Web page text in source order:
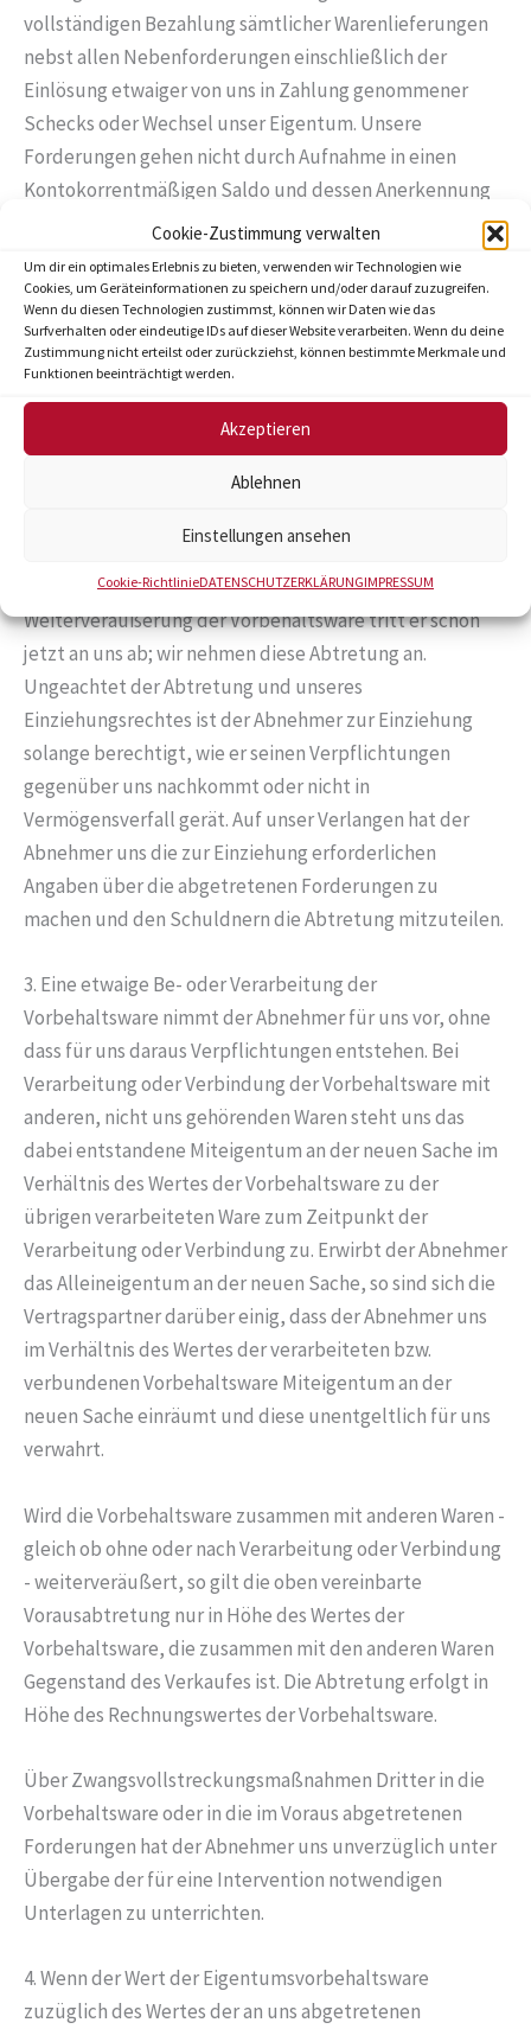
Cookie-Zustimmung verwalten
Um dir ein optimales Erlebnis zu bieten, verwenden wir Technologien wie
Cookies, um Geräteinformationen zu speichern und/oder darauf zuzugreifen.
Wenn du diesen Technologien zustimmst, können wir Daten wie das
Surfverhalten oder eindeutige IDs auf dieser Website verarbeiten. Wenn du deine
Zustimmung nicht erteilst oder zurückziehst, können bestimmte Merkmale und
Funktionen beeinträchtigt werden.
Akzeptieren
Ablehnen
Einstellungen ansehen
Cookie-RichtlinieDATENSCHUTZERKLÄRUNGIMPRESSUM
vollständigen Bezahlung sämtlicher Warenlieferungen
nebst allen Nebenforderungen einschließlich der
Einlösung etwaiger von uns in Zahlung genommener
Schecks oder Wechsel unser Eigentum. Unsere
Forderungen gehen nicht durch Aufnahme in einen
Kontokorrentmäßigen Saldo und dessen Anerkennung
unter. Als Bezahlung gilt der Eingang des Gegenwertes
bei uns.
2. Der Abnehmer ist zur Weiterveräußerung der
Vorbehaltsware im normalen Geschäftsverkehr
berechtigt; eine Verpfändung, Sicherungsübereignung
oder Verleihung ist ihm jedoch nicht gestattet. Derartige
Beeinträchtigungen sind uns bei Vermeidung von
Schadensersatzansprüchen unverzüglich schriftlich
beim Weiterverkauf von Vorbehaltsware auf Kredit zu
sichern. Die Forderungen des Abnehmers aus der
Weiterveräußerung der Vorbehaltsware tritt er schon
jetzt an uns ab; wir nehmen diese Abtretung an.
Ungeachtet der Abtretung und unseres
Einziehungsrechtes ist der Abnehmer zur Einziehung
solange berechtigt, wie er seinen Verpflichtungen
gegenüber uns nachkommt oder nicht in
Vermögensverfall gerät. Auf unser Verlangen hat der
Abnehmer uns die zur Einziehung erforderlichen
Angaben über die abgetretenen Forderungen zu
machen und den Schuldnern die Abtretung mitzuteilen.
3. Eine etwaige Be- oder Verarbeitung der
Vorbehaltsware nimmt der Abnehmer für uns vor, ohne
dass für uns daraus Verpflichtungen entstehen. Bei
Verarbeitung oder Verbindung der Vorbehaltsware mit
anderen, nicht uns gehörenden Waren steht uns das
dabei entstandene Miteigentum an der neuen Sache im
Verhältnis des Wertes der Vorbehaltsware zu der
übrigen verarbeiteten Ware zum Zeitpunkt der
Verarbeitung oder Verbindung zu. Erwirbt der Abnehmer
das Alleineigentum an der neuen Sache, so sind sich die
Vertragspartner darüber einig, dass der Abnehmer uns
im Verhältnis des Wertes der verarbeiteten bzw.
verbundenen Vorbehaltsware Miteigentum an der
neuen Sache einräumt und diese unentgeltlich für uns
verwahrt.
Wird die Vorbehaltsware zusammen mit anderen Waren -
gleich ob ohne oder nach Verarbeitung oder Verbindung
- weiterveräußert, so gilt die oben vereinbarte
Vorausabtretung nur in Höhe des Wertes der
Vorbehaltsware, die zusammen mit den anderen Waren
Gegenstand des Verkaufes ist. Die Abtretung erfolgt in
Höhe des Rechnungswertes der Vorbehaltsware.
Über Zwangsvollstreckungsmaßnahmen Dritter in die
Vorbehaltsware oder in die im Voraus abgetretenen
Forderungen hat der Abnehmer uns unverzüglich unter
Übergabe der für eine Intervention notwendigen
Unterlagen zu unterrichten.
4. Wenn der Wert der Eigentumsvorbehaltsware
zuzüglich des Wertes der an uns abgetretenen